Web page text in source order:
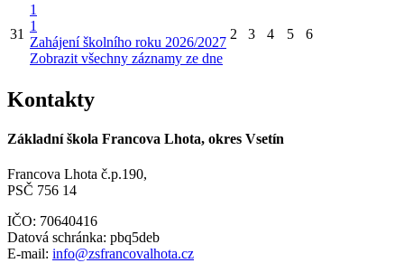
31
1
1
Zahájení školního roku 2026/2027
Zobrazit všechny záznamy ze dne
2 3 4 5 6
Kontakty
Základní škola Francova Lhota, okres Vsetín
Francova Lhota č.p.190,
PSČ 756 14
IČO: 70640416
Datová schránka: pbq5deb
E-mail: info@zsfrancovalhota.cz